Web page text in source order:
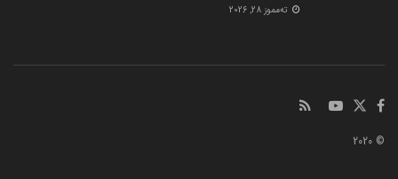
ته‌مموز 28, 2026
© 2020